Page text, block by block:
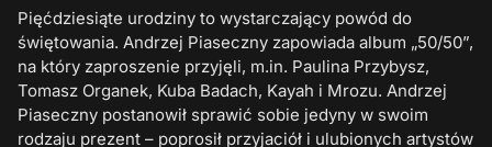
Pięćdziesiąte urodziny to wystarczający powód do
świętowania. Andrzej Piaseczny zapowiada album „50/50”,
na który zaproszenie przyjęli, m.in. Paulina Przybysz,
Tomasz Organek, Kuba Badach, Kayah i Mrozu. Andrzej
Piaseczny postanowił sprawić sobie jedyny w swoim
rodzaju prezent – poprosił przyjaciół i ulubionych artystów